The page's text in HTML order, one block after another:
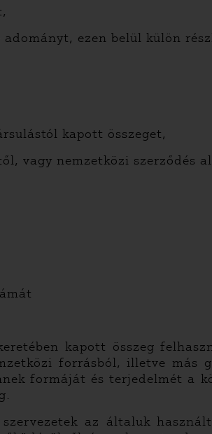
ezen belül külön
kapott összeget,
vagy nemzetközi szerződés
kapott összeg
forrásból, illetve más
formáját és terjedelmét a
az általuk